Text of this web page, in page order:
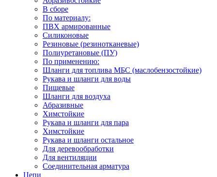
В сборе
По материалу:
ПВХ армированные
Силиконовые
Резиновые (резинотканевые)
Полиуретановые (ПУ)
По применению:
Шланги для топлива МБС (маслобензостойкие)
Рукава и шланги для воды
Пищевые
Шланги для воздуха
Абразивные
Химстойкие
Рукава и шланги для пара
Химстойкие
Рукава и шланги остальное
Для деревообработки
Для вентиляции
Соединительная арматура
Цепи